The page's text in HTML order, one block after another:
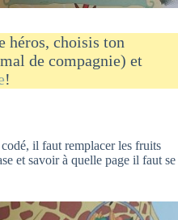
héros, choisis ton
de compagnie) et
!
il faut remplacer les fruits
et savoir à quelle page il faut se